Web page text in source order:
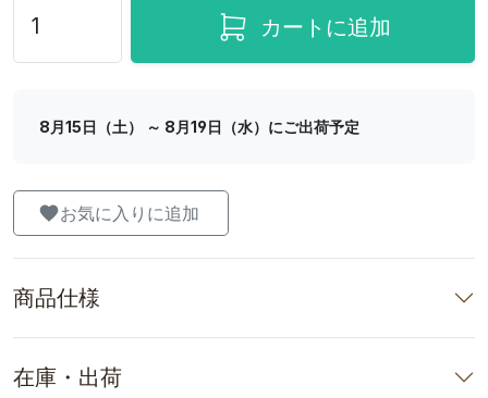
カートに追加
8月15日（土） ～ 8月19日（水）にご出荷予定
お気に入りに追加
商品仕様
在庫・出荷